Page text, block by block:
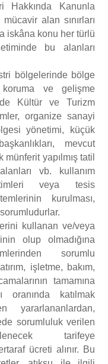
Hakkında Kanunla
alan sınırları
iskâna konu her türlü
bu alanları
bölge
ve gelişme
Kültür ve Turizm
organize sanayi
yönetimi, küçük
mevcut
yapılmış tatil
vb. kullanım
veya tesis
kurulması,
kullanan ve/veya
olup olmadığına
sorumlu
işletme, bakım,
tamamına
katılmak
yararlananlardan,
sorumluluk verilen
tarifeye
ücreti alınır. Bu